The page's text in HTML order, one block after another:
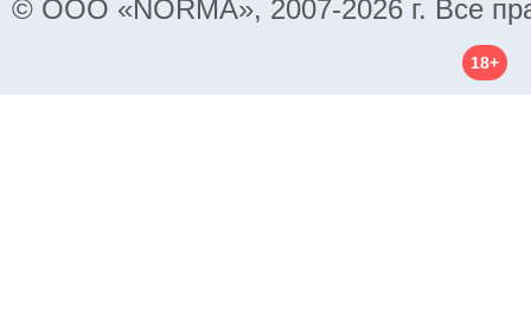
© ООО «NORMA», 2007-2026 г. Все
18+